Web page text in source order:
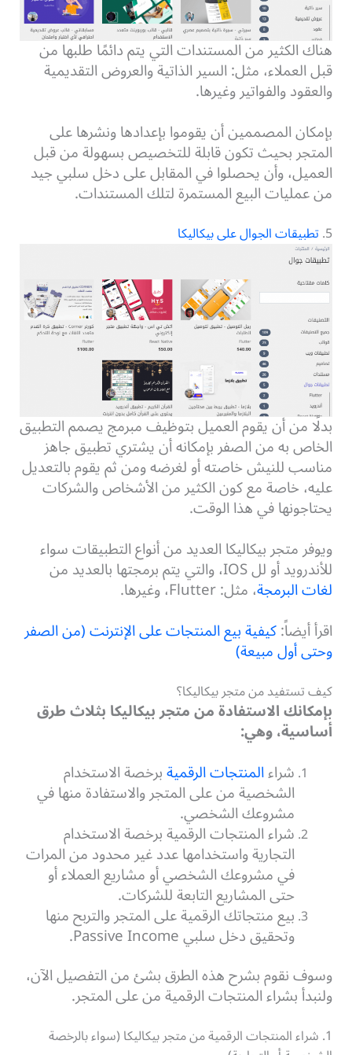
هناك الكثير من المستندات التي يتم دائمًا طلبها من
قبل العملاء، مثل: السير الذاتية والعروض التقديمية
والعقود والفواتير وغيرها.
بإمكان المصممين أن يقوموا بإعدادها ونشرها على
المتجر بحيث تكون قابلة للتخصيص بسهولة من قبل
العميل،وأن يحصلوا في المقابل على دخل سلبي جيد
من عمليات البيع المستمرة لتلك المستندات.
5. تطبيقات الجوال على بيكاليكا
بدلًا من أن يقوم العميل بتوظيف مبرمج يصمم التطبيق
الخاص به من الصفر بإمكانه أن يشتري تطبيق جاهز
مناسب للنيش خاصته أو لغرضه ومن ثم يقوم بالتعديل
عليه، خاصة مع كون الكثير من الأشخاص والشركات
يحتاجونها في هذا الوقت.
ويوفر متجر بيكاليكا العديد من أنواع التطبيقات سواء
للأندرويد أو لل IOS، والتي يتم برمجتها بالعديد من
لغات البرمجة، مثل: Flutter، وغيرها.
اقرأ أيضاً:كيفية بيع المنتجات على الإنترنت (من الصفر
وحتى أول مبيعة)
كيف تستفيد من متجر بيكاليكا؟
بإمكانك الاستفادة من متجر بيكاليكا بثلاث طرق
أساسية، وهي:
شراءالمنتجات الرقميةبرخصة الاستخدام
الشخصية من على المتجر والاستفادة منها في
مشروعك الشخصي.
شراء المنتجات الرقمية برخصة الاستخدام
التجارية واستخدامها عدد غير محدود من المرات
في مشروعك الشخصي أو مشاريع العملاء أو
حتى المشاريع التابعة للشركات.
بيع منتجاتك الرقمية على المتجر والتربح منها
وتحقيق دخل سلبي Passive Income.
وسوف نقوم بشرح هذه الطرق بشئ من التفصيل الآن،
ولنبدأ بشراء المنتجات الرقمية من على المتجر.
1. شراء المنتجات الرقمية من متجر بيكاليكا (سواء بالرخصة